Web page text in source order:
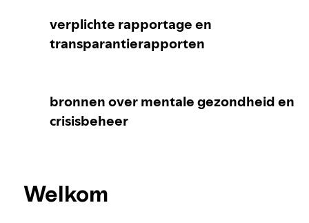
Content melden
Uitleg voor ouders en verzorgers
Je privacy-instellingen
verplichte rapportage en
transparantierapporten
bronnen over mentale gezondheid en
crisisbeheer
Welkom